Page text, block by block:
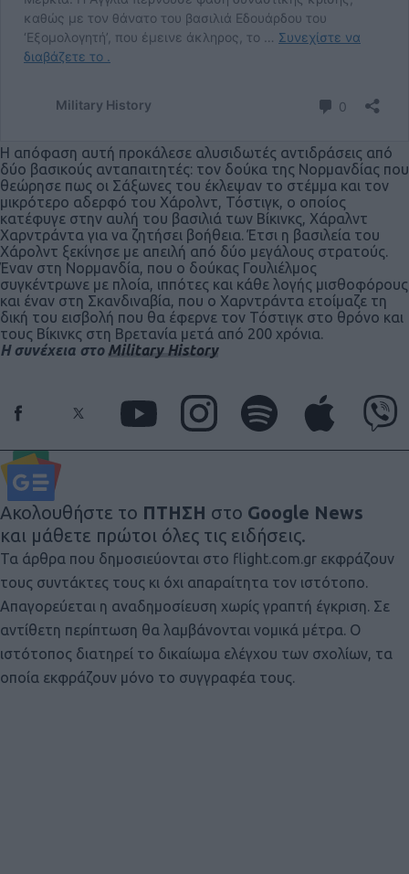
Η απόφαση αυτή προκάλεσε αλυσιδωτές αντιδράσεις από
δύο βασικούς ανταπαιτητές: τον δούκα της Νορμανδίας που
θεώρησε πως οι Σάξωνες του έκλεψαν το στέμμα και τον
μικρότερο αδερφό του Χάρολντ, Τόστιγκ, ο οποίος
κατέφυγε στην αυλή του βασιλιά των Βίκινκς, Χάραλντ
Χαρντράντα για να ζητήσει βοήθεια. Έτσι η βασιλεία του
Χάρολντ ξεκίνησε με απειλή από δύο μεγάλους στρατούς.
Έναν στη Νορμανδία, που ο δούκας Γουλιέλμος
συγκέντρωνε με πλοία, ιππότες και κάθε λογής μισθοφόρους
και έναν στη Σκανδιναβία, που ο Χαρντράντα ετοίμαζε τη
δική του εισβολή που θα έφερνε τον Τόστιγκ στο θρόνο και
τους Βίκινκς στη Βρετανία μετά από 200 χρόνια.
Η συνέχεια στο Military History
Ακολουθήστε το ΠΤΗΣΗ στο Google News
και μάθετε πρώτοι όλες τις ειδήσεις.
Τα άρθρα που δημοσιεύονται στο flight.com.gr εκφράζουν
τους συντάκτες τους κι όχι απαραίτητα τον ιστότοπο.
Απαγορεύεται η αναδημοσίευση χωρίς γραπτή έγκριση. Σε
αντίθετη περίπτωση θα λαμβάνονται νομικά μέτρα. Ο
ιστότοπος διατηρεί το δικαίωμα ελέγχου των σχολίων, τα
οποία εκφράζουν μόνο το συγγραφέα τους.